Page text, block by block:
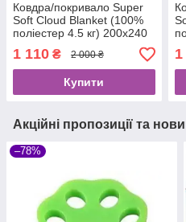
Ковдра/покривало Super
Soft Cloud Blanket (100%
поліестер 4.5 кг) 200х240
см
1 110 ₴ 2 000 ₴
Купити
см
1
Акційні пропозиції та
–78%